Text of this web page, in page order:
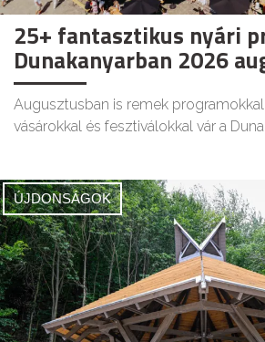
25+ fantasztikus nyári
Dunakanyarban 2026
Augusztusban is remek
vásárokkal és fesztiválokkal vár a
ÚJDONSÁGOK